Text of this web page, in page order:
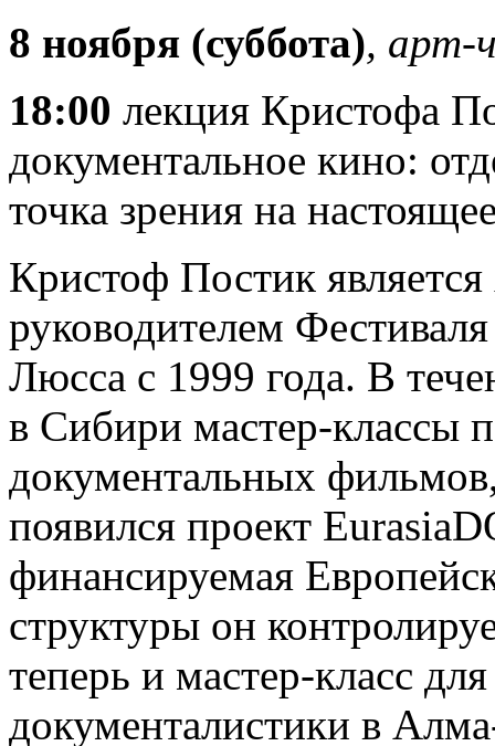
8 ноября (суббота), арт-
18:00 лекция Кристофа
документальное кино:
точка зрения на
Кристоф Постик
руководителем
Люсса с 1999 года. В
в Сибири мастер-классы
документальных
появился проект
финансируемая
структуры он
теперь и мастер-класс
документалистики в